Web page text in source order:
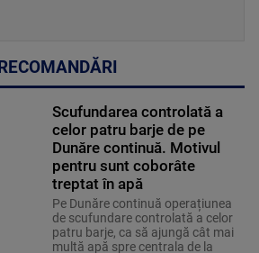
RECOMANDĂRI
Scufundarea controlată a
celor patru barje de pe
Dunăre continuă. Motivul
pentru sunt coborâte
treptat în apă
Pe Dunăre continuă operațiunea
de scufundare controlată a celor
patru barje, ca să ajungă cât mai
multă apă spre centrala de la